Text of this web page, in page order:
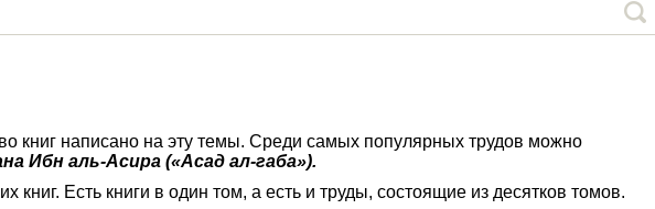
книг написано на эту темы. Среди самых популярных трудов можно
Ибн аль-Асира («Асад ал-габа»).
Есть книги в один том, а есть и труды, состоящие из десятков томов.